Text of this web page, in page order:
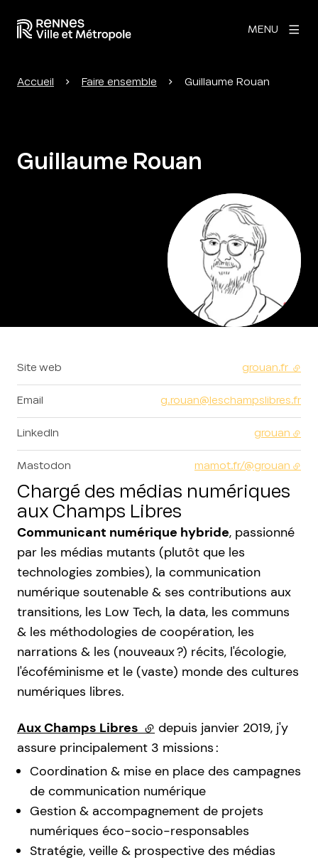
MENU
Accueil Faire ensemble Guillaume Rouan
Guillaume Rouan
Agrandir
Site web grouan.fr -
Email g.rouan@leschampslibres.fr
LinkedIn grouan
Mastodon mamot.fr/@grouan
Chargé des médias numériques
aux Champs Libres
Communicant numérique hybride, passionné
par les médias mutants (plutôt que les
technologies zombies), la communication
numérique soutenable & ses contributions aux
transitions, les Low Tech, la data, les communs
& les méthodologies de coopération, les
narrations & les (nouveaux ?) récits, l'écologie,
l'écoféminisme et le (vaste) monde des cultures
numériques libres.
Aux Champs Libres (lien externe)
depuis janvier 2019, j'y
assure principalement 3 missions :
Coordination & mise en place des campagnes
de communication numérique
Gestion & accompagnement de projets
numériques éco-socio-responsables
Stratégie, veille & prospective des médias